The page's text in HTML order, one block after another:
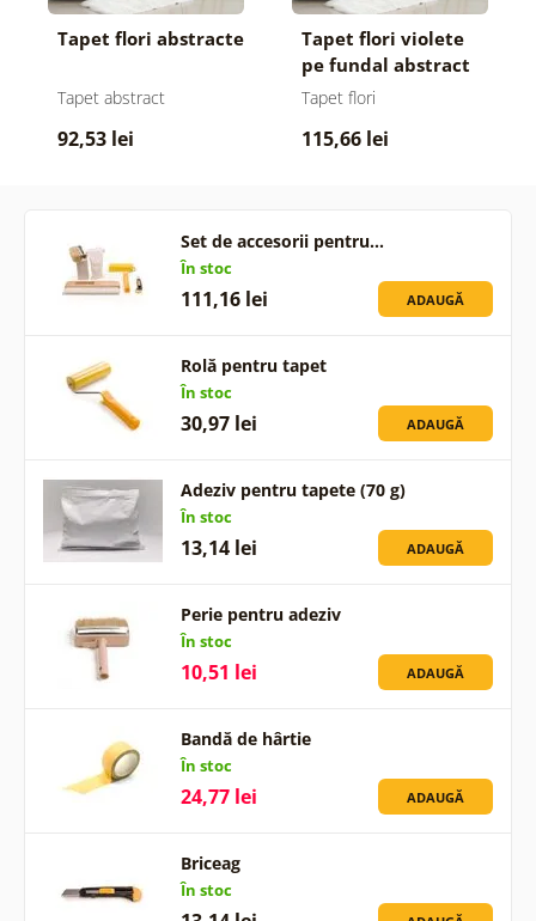
Tapet flori abstracte
Tapet abstract
92,53 lei
Tapet flori violete
pe fundal abstract
Tapet flori
115,66 lei
Set de accesorii pentru…
În stoc
111,16 lei ADAUGĂ
Rolă pentru tapet
În stoc
30,97 lei ADAUGĂ
Adeziv pentru tapete (70 g)
În stoc
13,14 lei ADAUGĂ
Perie pentru adeziv
În stoc
10,51 lei ADAUGĂ
Bandă de hârtie
În stoc
24,77 lei ADAUGĂ
Briceag
În stoc